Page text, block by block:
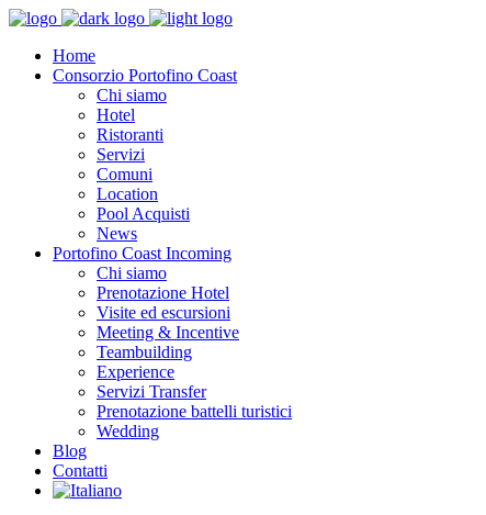
Home
Consorzio Portofino Coast
Chi siamo
Hotel
Ristoranti
Servizi
Comuni
Location
Pool Acquisti
News
Portofino Coast Incoming
Chi siamo
Prenotazione Hotel
Visite ed escursioni
Meeting & Incentive
Teambuilding
Experience
Servizi Transfer
Prenotazione battelli turistici
Wedding
Blog
Contatti